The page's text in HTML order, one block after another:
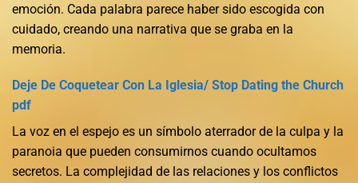
emoción. Cada palabra parece haber sido escogida con
cuidado, creando una narrativa que se graba en la
memoria.
Deje De Coquetear Con La Iglesia/ Stop Dating the Church
pdf
La voz en el espejo es un símbolo aterrador de la culpa y la
paranoia que pueden consumirnos cuando ocultamos
secretos. La complejidad de las relaciones y los conflictos